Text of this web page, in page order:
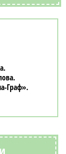
Граф»